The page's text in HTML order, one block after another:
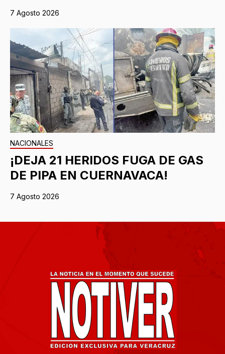
7 Agosto 2026
NACIONALES
¡DEJA 21 HERIDOS FUGA DE GAS
DE PIPA EN CUERNAVACA!
7 Agosto 2026